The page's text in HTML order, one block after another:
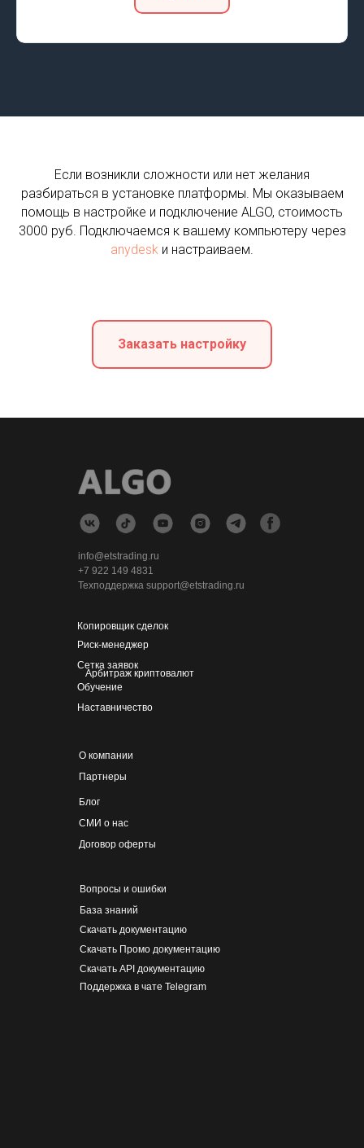
Если возникли сложности или нет желания
разбираться в установке платформы. Мы оказываем
помощь в настройке и подключение ALGO, стоимость
3000 руб. Подключаемся к вашему компьютеру через
anydesk и настраиваем.
Заказать настройку
Копировщик сделок
О компании
Договор оферты
Скачать документацию
Скачать Промо документацию
Скачать API документацию
Поддержка в чате Telegram
Партнеры
Блог
СМИ о нас
Вопросы и ошибки
База знаний
Риск-менеджер
Сетка заявок
Арбитраж криптовалют
Обучение
Наставничество
info@etstrading.ru
+7 922 149 4831
Техподдержка support@etstrading.ru